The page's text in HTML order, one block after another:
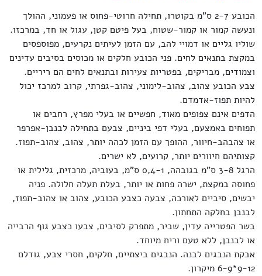
הכובע 2-7 ס"מ בקוטרו, תחילה חרוטי-פחוס או פעמוני, ההולך
ונעשה קמור או קמור-שטוח, בעל פיטם קטן, עגול או חד, במרכזו.
שוליו גליים או דמויי להב, עם הזמן לעיתים נקרעים, מפוספסים
במקצת בתנאים לחים. פני הכובע חלקים או מכוסים בסיבים עדינים
וצמודים, מבריקים, בפטריות צעירות ובתנאים לחים הם ריריים.
צבע הכובע צהוב, צהוב-לימוני, צהוב-גפרתי, קרוב למרכז יכול
להיות תפוז-אדמדם.
הדפים אינם צפופים מאוד, חפשיים או בעלי מפרץ, רחבים או
תפוחים באמצעם, בעלי דפי ביניים, צבעם בתחילה לבנבן-אפרפר
או צהבהב-חיוור, ההופך עם הזמן לכהה יותר, צהוב, צהוב-תפוז.
קצותיהם חיוורים יותר, קרועים, לא ישרים.
הרגל 3-8 ס"מ בגובהה, 0,4-1 ס"מ, בעוביה, מרכזית, גלילית או
פחוסה במקצת, ישרה פחות או יותר, בעלת תעלה חלולה. פניה
יבשים, סיביים לאורכה, צבעה כצבע הכובע, צהוב או צהוב-תפוז,
לבנבן בחלקה התחתון.
בשר הפטרייה עדין, שביר, מתפרק לסיבים, צבעו כצבע גוף הרבייה
או לבנבן, ללא טעם וריח מיוחד.
אבקת הנבגים לבנה. הנבגים ביצתיים, חלקים, חסרי צבע, גודלם
9-12*6-9 מיקרון.